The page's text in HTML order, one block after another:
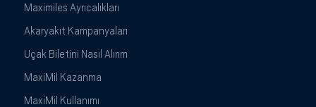
Maximiles Ayrıcalıkları
Akaryakıt Kampanyaları
Uçak Biletini Nasıl Alırım
MaxiMil Kazanma
MaxiMil Kullanımı